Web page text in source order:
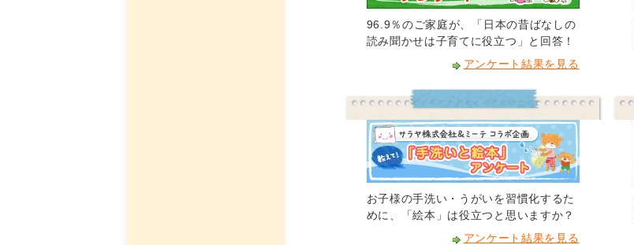
96.9％のご家庭が、「日本の昔ばなしの
読み聞かせは子育てに役立つ」と回答！
アンケート結果を見る
お子様の手洗い・うがいを習慣化するた
めに、「絵本」は役立つと思いますか？
アンケート結果を見る